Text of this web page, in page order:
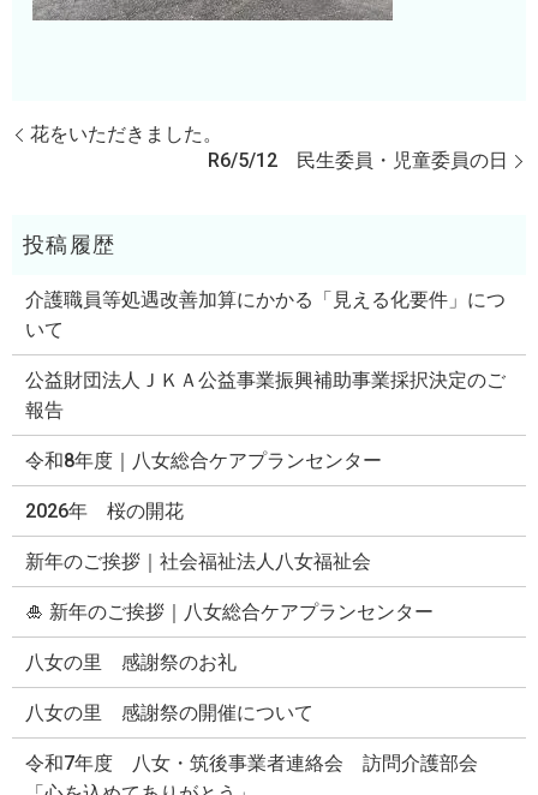
花をいただきました。
R6/5/12 民生委員・児童委員の日
介護職員等処遇改善加算にかかる「見える化要件」につ
いて
公益財団法人ＪＫＡ公益事業振興補助事業採択決定のご
報告
令和8年度｜八女総合ケアプランセンター
2026年 桜の開花
新年のご挨拶｜社会福祉法人八女福祉会
🎍 新年のご挨拶｜八女総合ケアプランセンター
八女の里 感謝祭のお礼
八女の里 感謝祭の開催について
令和7年度 八女・筑後事業者連絡会 訪問介護部会